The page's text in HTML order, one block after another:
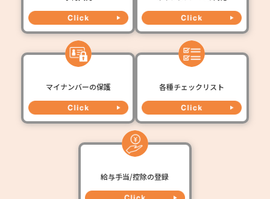
マイナンバーの保護 各種チェックリスト
給与手当/控除の登録